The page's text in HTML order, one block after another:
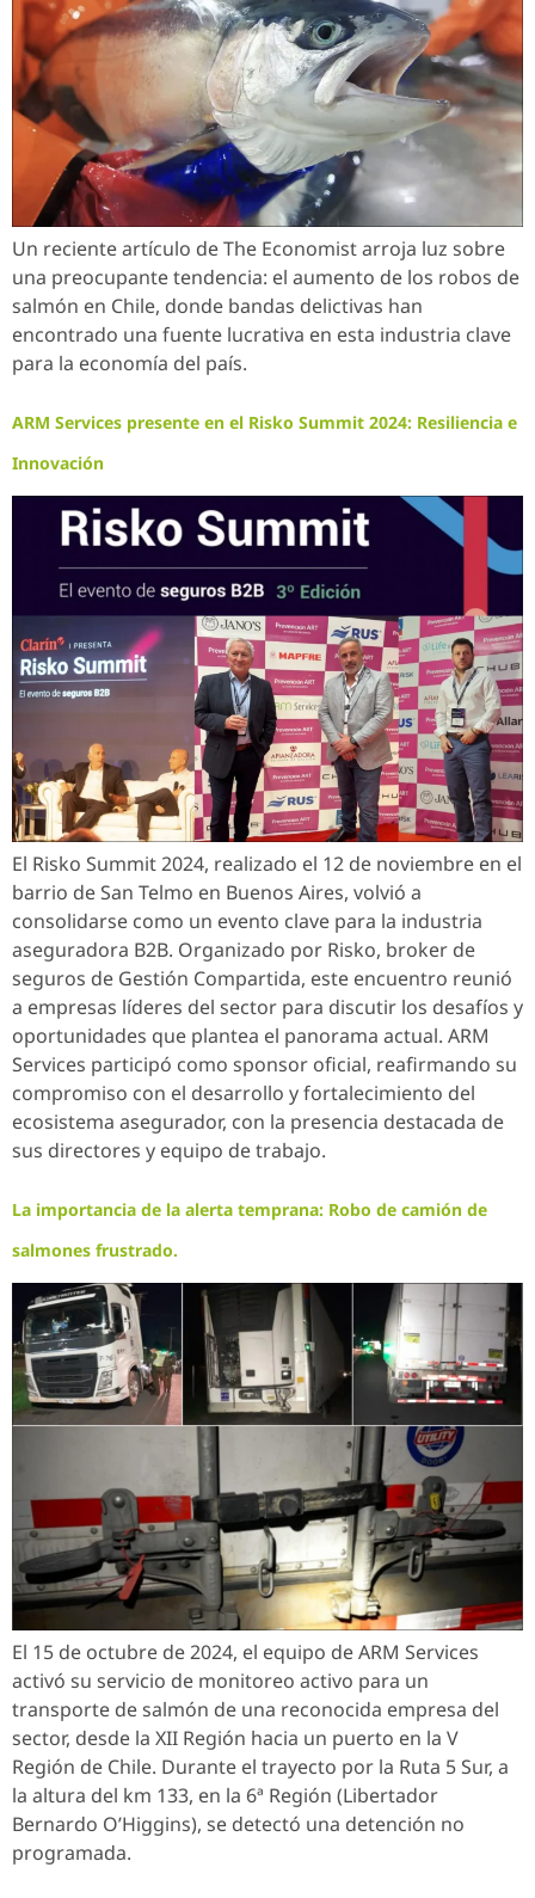
Un reciente artículo de The Economist arroja luz sobre
una preocupante tendencia: el aumento de los robos de
salmón en Chile, donde bandas delictivas han
encontrado una fuente lucrativa en esta industria clave
para la economía del país.
ARM Services presente en el Risko Summit 2024: Resiliencia e
Innovación
El Risko Summit 2024, realizado el 12 de noviembre en el
barrio de San Telmo en Buenos Aires, volvió a
consolidarse como un evento clave para la industria
aseguradora B2B. Organizado por Risko, broker de
seguros de Gestión Compartida, este encuentro reunió
a empresas líderes del sector para discutir los desafíos y
oportunidades que plantea el panorama actual. ARM
Services participó como sponsor oficial, reafirmando su
compromiso con el desarrollo y fortalecimiento del
ecosistema asegurador, con la presencia destacada de
sus directores y equipo de trabajo.
La importancia de la alerta temprana: Robo de camión de
salmones frustrado.
El 15 de octubre de 2024, el equipo de ARM Services
activó su servicio de monitoreo activo para un
transporte de salmón de una reconocida empresa del
sector, desde la XII Región hacia un puerto en la V
Región de Chile. Durante el trayecto por la Ruta 5 Sur, a
la altura del km 133, en la 6ª Región (Libertador
Bernardo O’Higgins), se detectó una detención no
programada.